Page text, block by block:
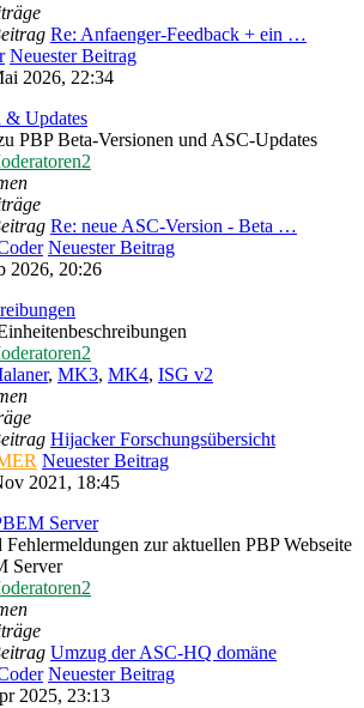
Re: Anfaenger-Feedback + ein …
Neuester Beitrag
2026, 22:34
& Updates
PBP Beta-Versionen und ASC-Updates
Re: neue ASC-Version - Beta …
Neuester Beitrag
2026, 20:26
, MK3, MK4, ISG v2
Hijacker Forschungsübersicht
Neuester Beitrag
2021, 18:45
Server
Fehlermeldungen zur aktuellen PBP Webseite
Server
Umzug der ASC-HQ domäne
Neuester Beitrag
2025, 23:13